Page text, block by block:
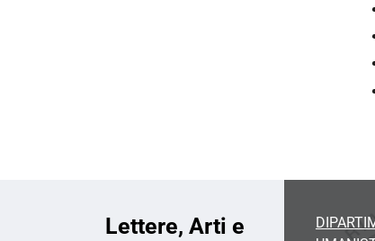
Lettere, Arti e